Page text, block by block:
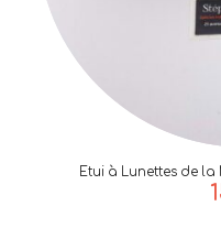
Etui à Lunettes de